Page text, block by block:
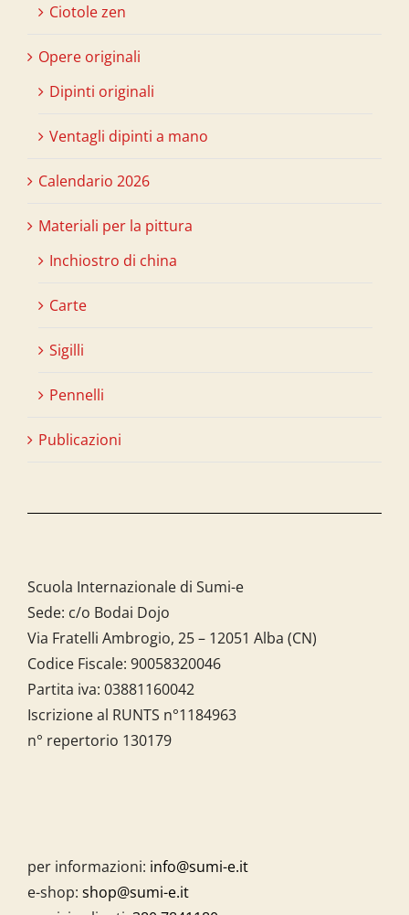
Ciotole zen
Opere originali
Dipinti originali
Ventagli dipinti a mano
Calendario 2026
Materiali per la pittura
Inchiostro di china
Carte
Sigilli
Pennelli
Publicazioni
Scuola Internazionale di Sumi-e
Sede: c/o Bodai Dojo
Via Fratelli Ambrogio, 25 – 12051 Alba (CN)
Codice Fiscale: 90058320046
Partita iva: 03881160042
Iscrizione al RUNTS n°1184963
n° repertorio 130179
per informazioni: info@sumi-e.it
e-shop: shop@sumi-e.it